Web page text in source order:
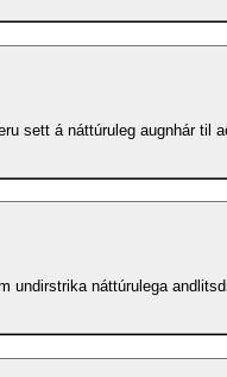
sett á náttúruleg augnhár til
undirstrika náttúrulega